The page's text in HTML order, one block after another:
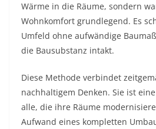
Wärme in die Räume, sondern
Wohnkomfort grundlegend. Es
Umfeld ohne aufwändige
die Bausubstanz intakt.
Diese Methode verbindet
nachhaltigem Denken. Sie ist
alle, die ihre Räume
Aufwand eines kompletten